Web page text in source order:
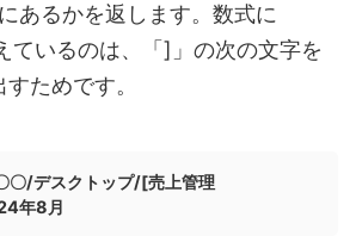
あるかを返します。数式に
ているのは、「]」の次の文字を
ためです。
/デスクトップ/[売上管理
年8月